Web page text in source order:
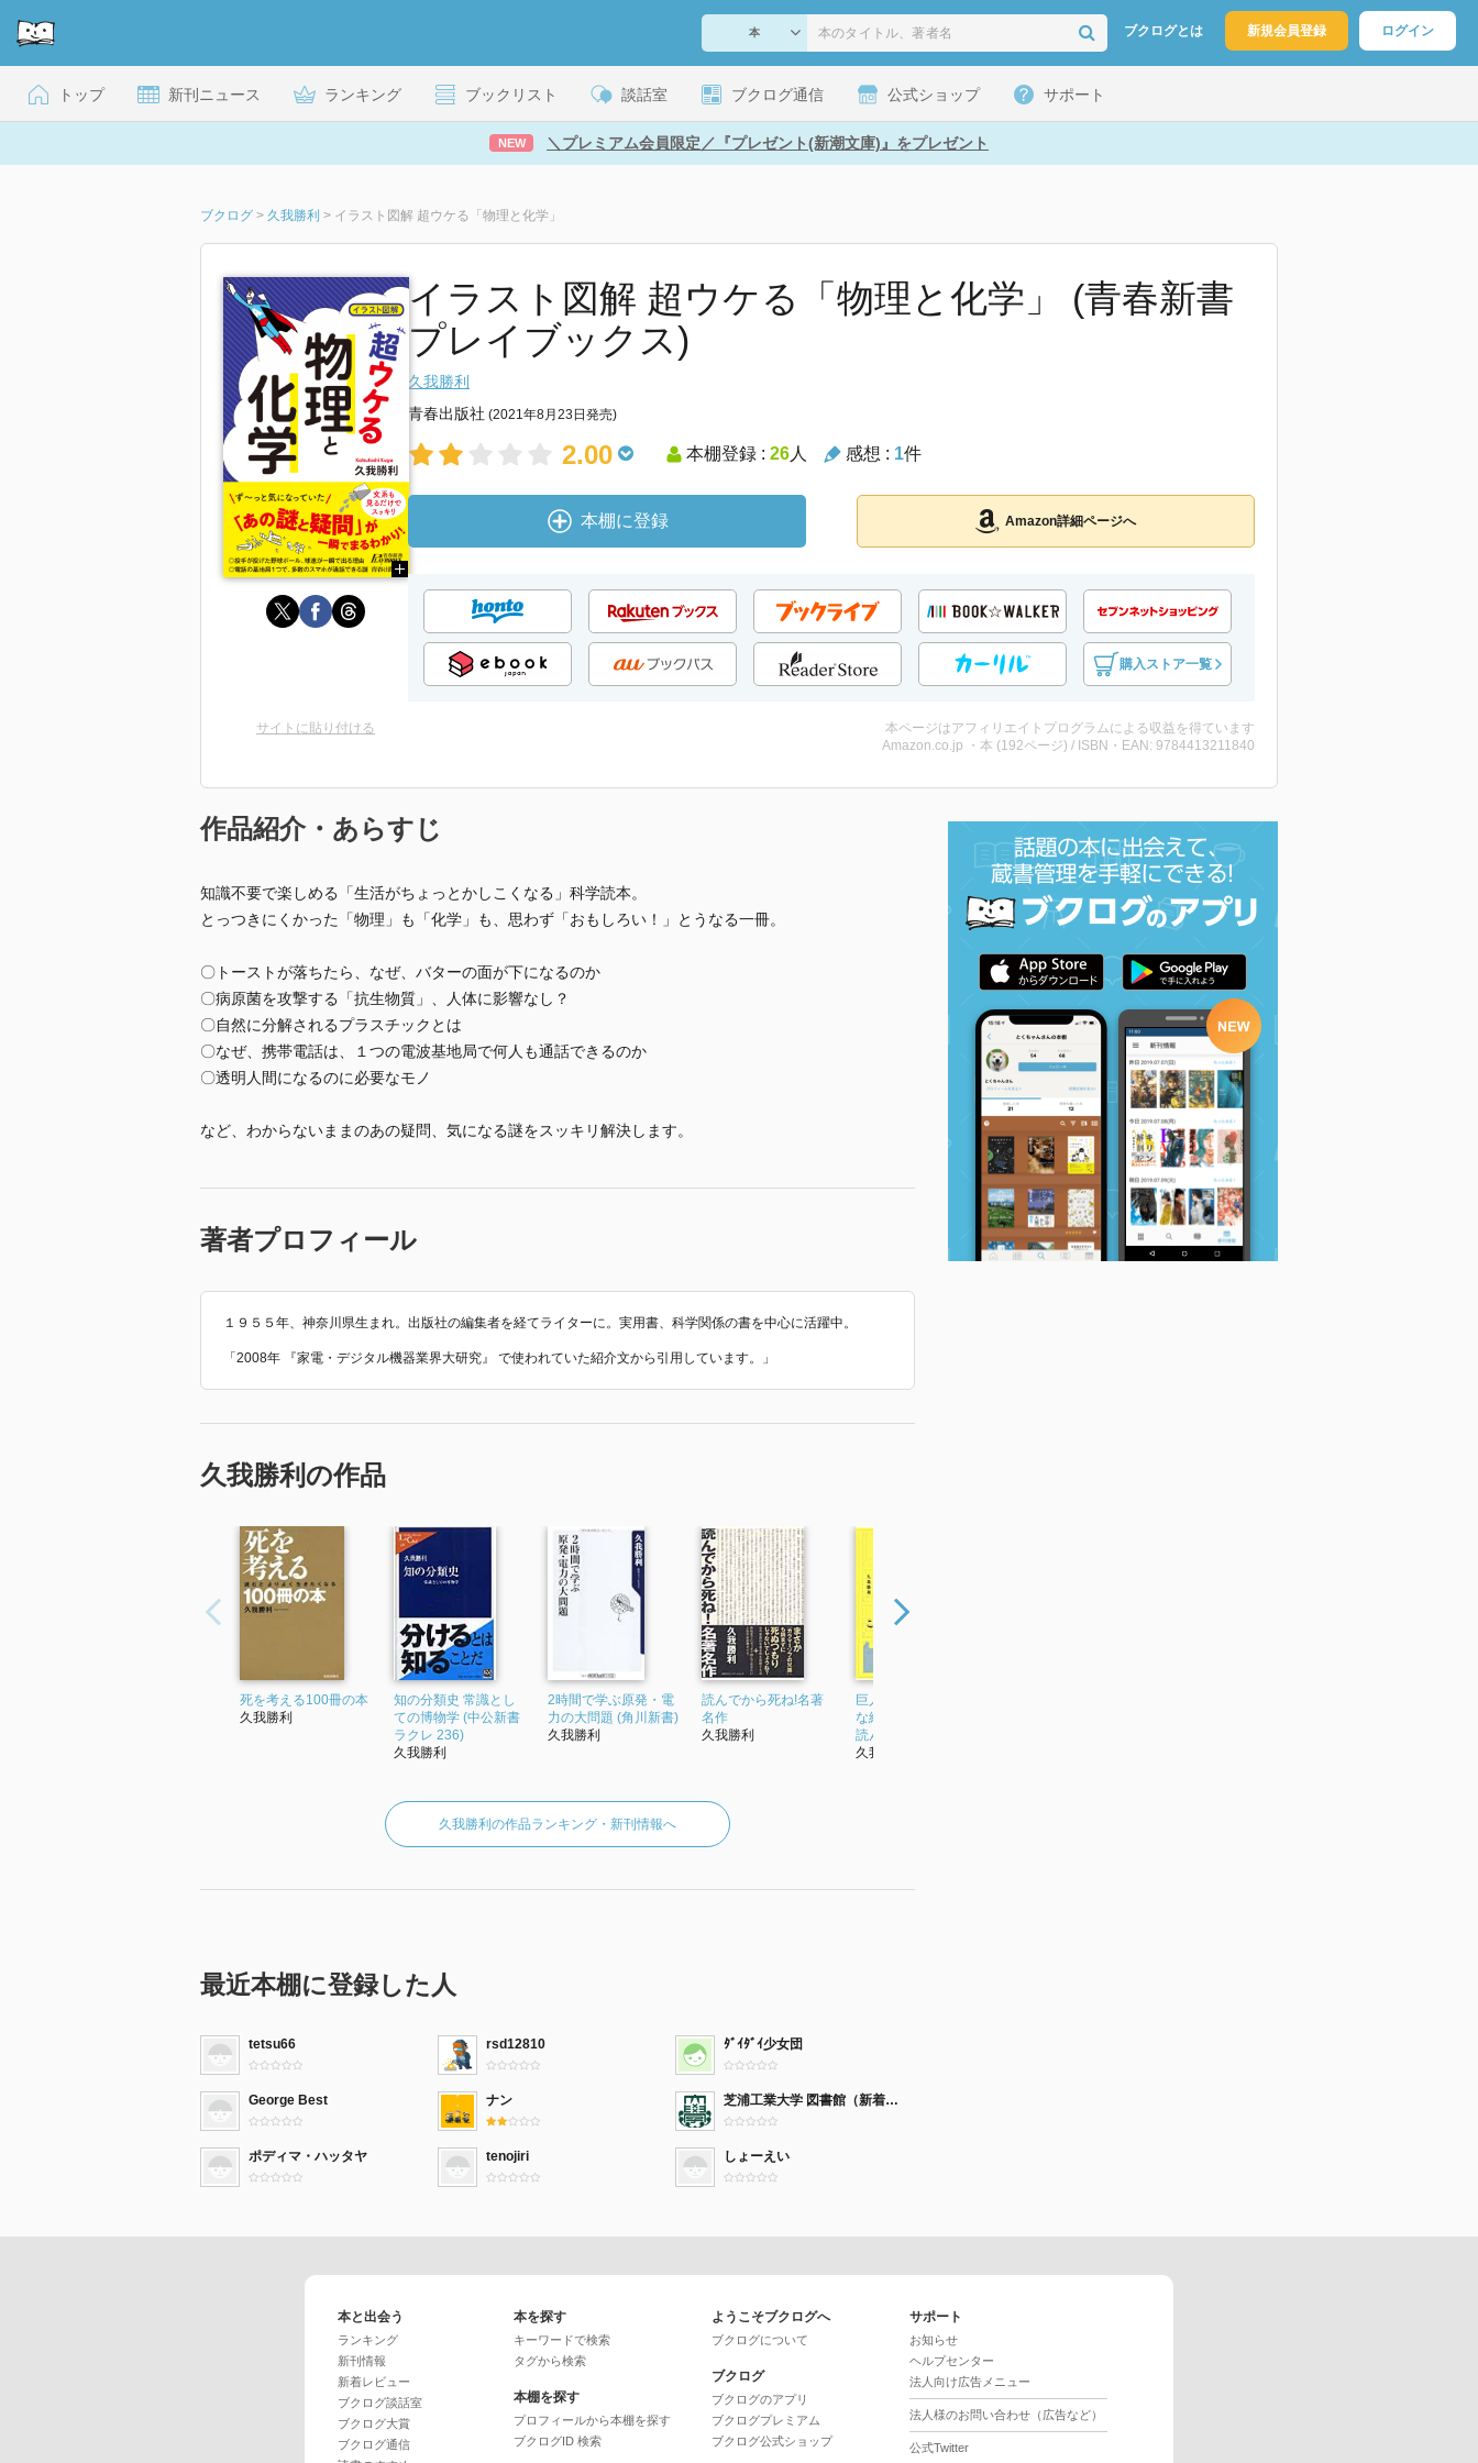
ブクログとは 新規会員登録 ログイン
トップ 新刊ニュース ランキング ブックリスト 談話室 ブクログ通信 公式ショップ サポート
NEW ＼プレミアム会員限定／『プレゼント(新潮文庫)』をプレゼント
ブクログ > 久我勝利 > イラスト図解 超ウケる「物理と化学」
イラスト図解 超ウケる「物理と化学」 (青春新書
プレイブックス)
久我勝利
青春出版社 (2021年8月23日発売)
2.00 本棚登録 : 26人 感想 : 1件
本棚に登録 Amazon詳細ページへ
購入ストア一覧
サイトに貼り付ける
本ページはアフィリエイトプログラムによる収益を得ています
Amazon.co.jp ・本 (192ページ) / ISBN・EAN: 9784413211840
作品紹介・あらすじ
知識不要で楽しめる「生活がちょっとかしこくなる」科学読本。
とっつきにくかった「物理」も「化学」も、思わず「おもしろい！」とうなる一冊。
〇トーストが落ちたら、なぜ、バターの面が下になるのか
〇病原菌を攻撃する「抗生物質」、人体に影響なし？
〇自然に分解されるプラスチックとは
〇なぜ、携帯電話は、１つの電波基地局で何人も通話できるのか
〇透明人間になるのに必要なモノ
など、わからないままのあの疑問、気になる謎をスッキリ解決します。
著者プロフィール
１９５５年、神奈川県生まれ。出版社の編集者を経てライターに。実用書、科学関係の書を中心に活躍中。
「2008年 『家電・デジタル機器業界大研究』 で使われていた紹介文から引用しています。」
久我勝利の作品
死を考える100冊の本
久我勝利
知の分類史 常識とし
ての博物学 (中公新書
ラクレ 236)
久我勝利
2時間で学ぶ原発・電
力の大問題 (角川新書)
久我勝利
読んでから死ね!名著
名作
久我勝利
巨人たちの本棚 偉大
な経営者はこんな本を
読んでいた
久我勝利
久我勝利の作品ランキング・新刊情報へ
最近本棚に登録した人
tetsu66 rsd12810 ﾀﾞｲﾀﾞｲ少女団
George Best ナン 芝浦工業大学 図書館（新着本）
ポディマ・ハッタヤ tenojiri しょーえい
本と出会う
ランキング
新刊情報
新着レビュー
ブクログ談話室
ブクログ大賞
ブクログ通信
本を探す
キーワードで検索
タグから検索
本棚を探す
プロフィールから本棚を探す
ブクログID 検索
ようこそブクログへ
ブクログについて
ブクログ
ブクログのアプリ
ブクログプレミアム
ブクログ公式ショップ
サポート
お知らせ
ヘルプセンター
法人向け広告メニュー
法人様のお問い合わせ（広告など）
公式Twitter